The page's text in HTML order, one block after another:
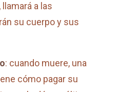
a las
su cuerpo y sus
: cuando muere, una
cómo pagar su